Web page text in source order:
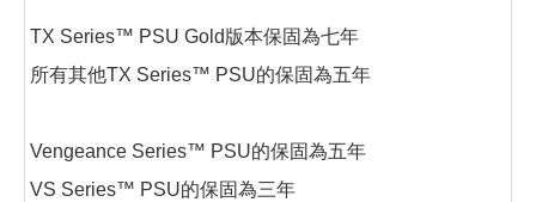
TX Series™ PSU Gold版本保固為七年
所有其他TX Series™ PSU的保固為五年
Vengeance Series™ PSU的保固為五年
VS Series™ PSU的保固為三年